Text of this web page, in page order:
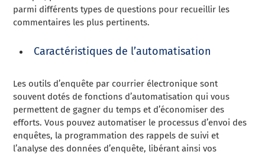
parmi différents types de questions pour recueillir les
commentaires les plus pertinents.
Caractéristiques de l’automatisation
Les outils d’enquête par courrier électronique sont
souvent dotés de fonctions d’automatisation qui vous
permettent de gagner du temps et d’économiser des
efforts. Vous pouvez automatiser le processus d’envoi des
enquêtes, la programmation des rappels de suivi et
l’analyse des données d’enquête, libérant ainsi vos